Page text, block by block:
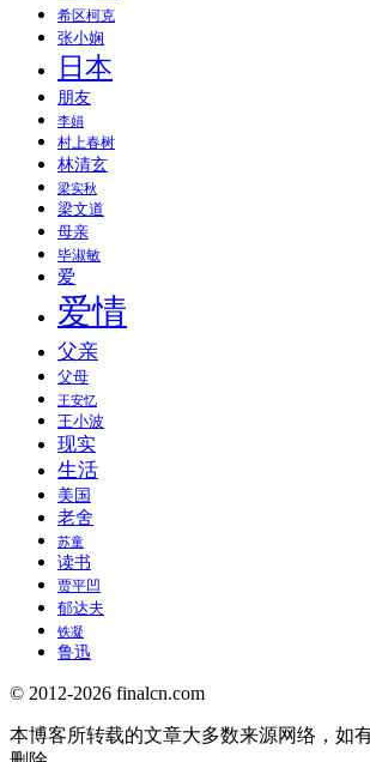
希区柯克
张小娴
日本
朋友
李娟
村上春树
林清玄
梁实秋
梁文道
母亲
毕淑敏
爱
爱情
父亲
父母
王安忆
王小波
现实
生活
美国
老舍
苏童
读书
贾平凹
郁达夫
铁凝
鲁迅
© 2012-2026 finalcn.com
本博客所转载的文章大多数来源网络，如